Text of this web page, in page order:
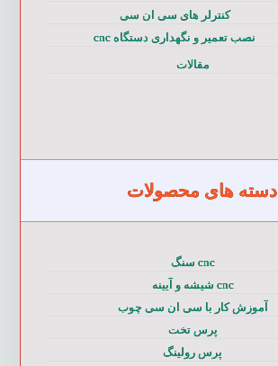
کنترلر های سی ان سی
نصب تعمیر و نگهداری دستگاه cnc
مقالات
دسته های محصولات
cnc سنگ
cnc شیشه و آیینه
آموزش کار با سی ان سی چوب
پرس تخت
پرس رولینگ